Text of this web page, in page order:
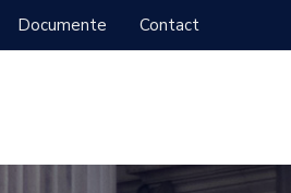
Documente Contact